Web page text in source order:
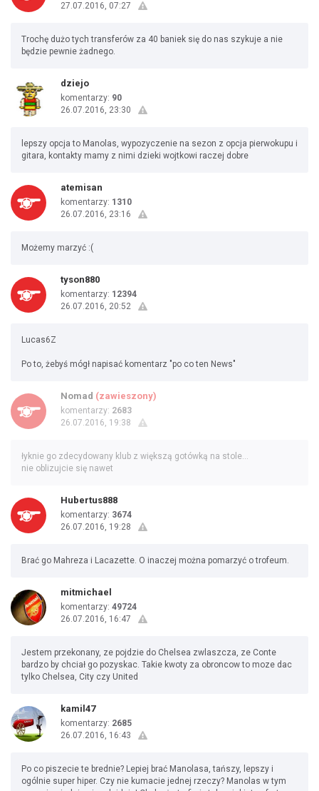
27.07.2016, 07:27
Trochę dużo tych transferów za 40 baniek się do nas szykuje a nie
będzie pewnie żadnego.
dziejo
komentarzy: 90
26.07.2016, 23:30
lepszy opcja to Manolas, wypozyczenie na sezon z opcja pierwokupu i
gitara, kontakty mamy z nimi dzieki wojtkowi raczej dobre
atemisan
komentarzy: 1310
26.07.2016, 23:16
Możemy marzyć :(
tyson880
komentarzy: 12394
26.07.2016, 20:52
Lucas6Z
Po to, żebyś mógł napisać komentarz "po co ten News"
Nomad (zawieszony)
komentarzy: 2683
26.07.2016, 19:38
łyknie go zdecydowany klub z większą gotówką na stole...
nie oblizujcie się nawet
Hubertus888
komentarzy: 3674
26.07.2016, 19:28
Brać go Mahreza i Lacazette. O inaczej można pomarzyć o trofeum.
mitmichael
komentarzy: 49724
26.07.2016, 16:47
Jestem przekonany, ze pojdzie do Chelsea zwlaszcza, ze Conte
bardzo by chciał go pozyskac. Takie kwoty za obroncow to moze dac
tylko Chelsea, City czy United
kamil47
komentarzy: 2685
26.07.2016, 16:43
Po co piszecie te brednie? Lepiej brać Manolasa, tańszy, lepszy i
ogólnie super hiper. Czy nie kumacie jednej rzeczy? Manolas w tym